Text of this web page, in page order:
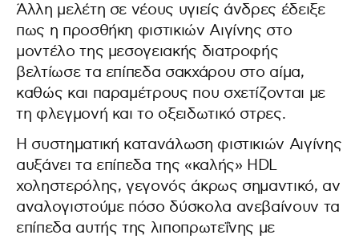
Άλλη μελέτη σε νέους υγιείς άνδρες έδειξε
πως η προσθήκη φιστικιών Αιγίνης στο
μοντέλο της μεσογειακής διατροφής
βελτίωσε τα επίπεδα σακχάρου στο αίμα,
καθώς και παραμέτρους που σχετίζονται με
τη φλεγμονή και το οξειδωτικό στρες.
Η συστηματική κατανάλωση φιστικιών Αιγίνης
αυξάνει τα επίπεδα της «καλής» HDL
χοληστερόλης, γεγονός άκρως σημαντικό, αν
αναλογιστούμε πόσο δύσκολα ανεβαίνουν τα
επίπεδα αυτής της λιποπρωτεΐνης με